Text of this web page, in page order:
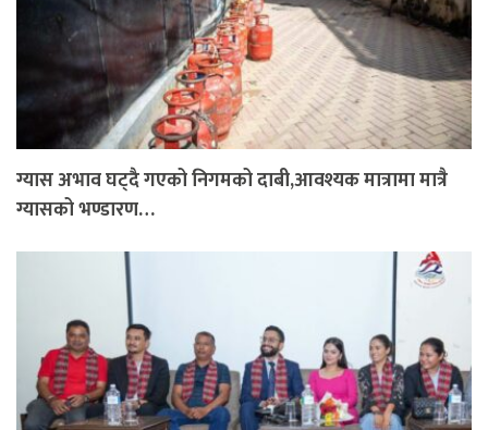
ग्यास अभाव घट्दै गएको निगमको दाबी,आवश्यक मात्रामा मात्रै
ग्यासको भण्डारण…